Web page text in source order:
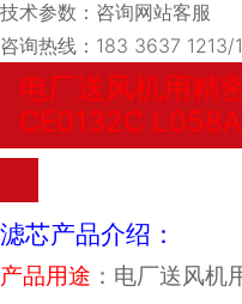
技术参数：咨询网站客服
咨询热线：183 3637
电厂送风机用精
CE0132C
滤芯产品介绍：
产品用途 ：电厂送风机